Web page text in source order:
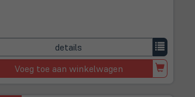
details
Voeg toe aan winkelwagen